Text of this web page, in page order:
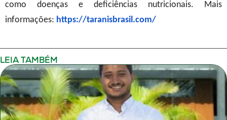
como doenças e deficiências nutricionais. Mais
informações: https://taranisbrasil.com/
LEIA TAMBÉM